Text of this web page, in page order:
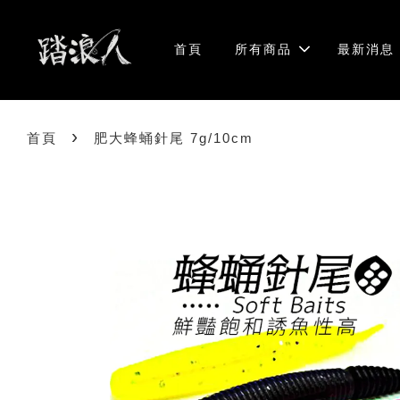
首頁 所有商品 最新消息
首頁 › 肥大蜂蛹針尾 7g/10cm